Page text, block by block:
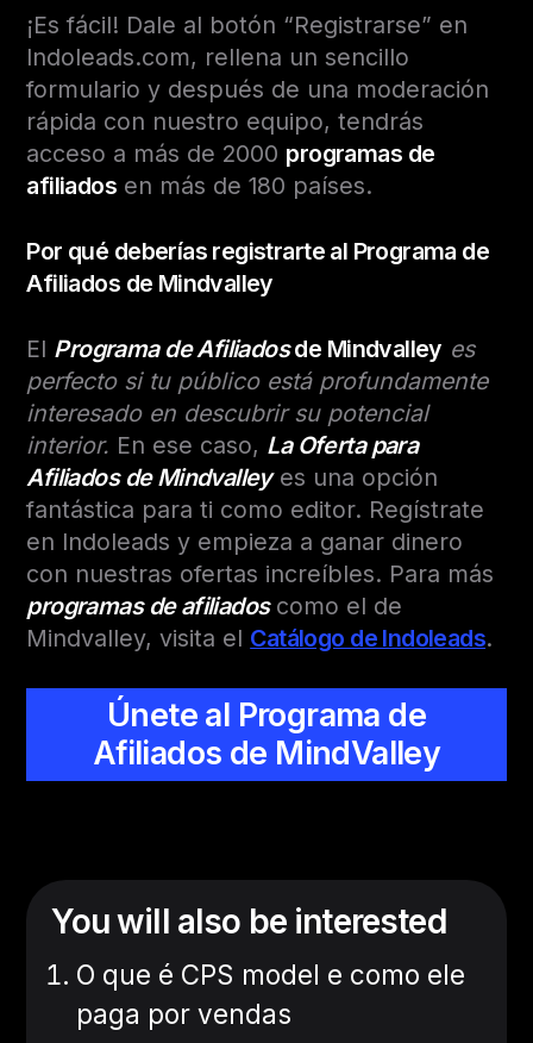
¡Es fácil! Dale al botón “Registrarse” en
Indoleads.com, rellena un sencillo
formulario y después de una moderación
rápida con nuestro equipo, tendrás
acceso a más de 2000 programas de
afiliados en más de 180 países.
Por qué deberías registrarte al Programa de
Afiliados de Mindvalley
El Programa de Afiliadosde Mindvalley es
perfecto si tu público está profundamente
interesado en descubrir su potencial
interior. En ese caso, La Oferta para
Afiliados de Mindvalleyes una opción
fantástica para ti como editor. Regístrate
en Indoleads y empieza a ganar dinero
con nuestras ofertas increíbles. Para más
programas de afiliadoscomo el de
Mindvalley, visita el Catálogo de Indoleads.
Únete al Programa de
Afiliados de MindValley
You will also be interested
O que é CPS model e como ele
paga por vendas